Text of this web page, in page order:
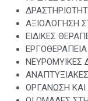
ΑΞΙΟΛΟΓΗΣΗ
ΕΙΔΙΚΕΣ
ΝΕΥΡΟΜΥΙΚΕΣ
ΟΡΓΑΝΩΣΗ